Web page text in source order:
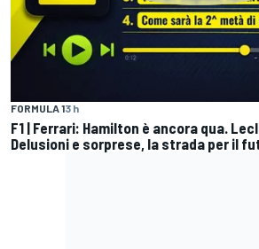
FORMULA 13 h
F1 | Ferrari: Hamilton è ancora qua.
Delusioni e sorprese, la strada per il